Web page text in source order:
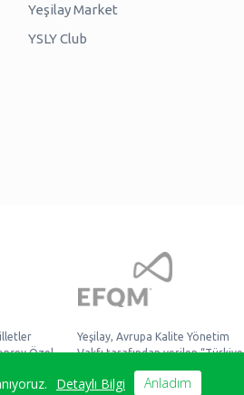
Detaylı Bilgi Anladım
Yeşilay Market
YSLY Club
Özel
Yeşilay, Avrupa Kalite Yönetim
Vakfı tarafından verilen “Türkiye
Mükemmellik Ödülü” sahibidir.